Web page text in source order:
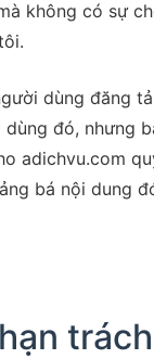
không có sự
dùng đăng
dùng đó, nhưng
adichvu.com
bá nội dung